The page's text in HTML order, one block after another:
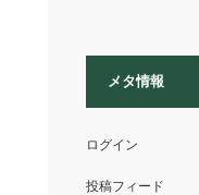
メタ情報
ログイン
投稿フィード